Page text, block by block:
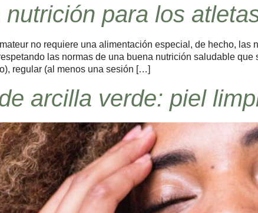
nutrición para los
no requiere una alimentación especial, de hecho,
las normas de una buena nutrición saludable
regular (al menos una sesión […]
arcilla verde: piel